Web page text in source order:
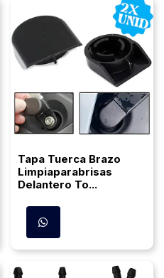
Tapa Tuerca Brazo
Limpiaparabrisas
Delantero To...